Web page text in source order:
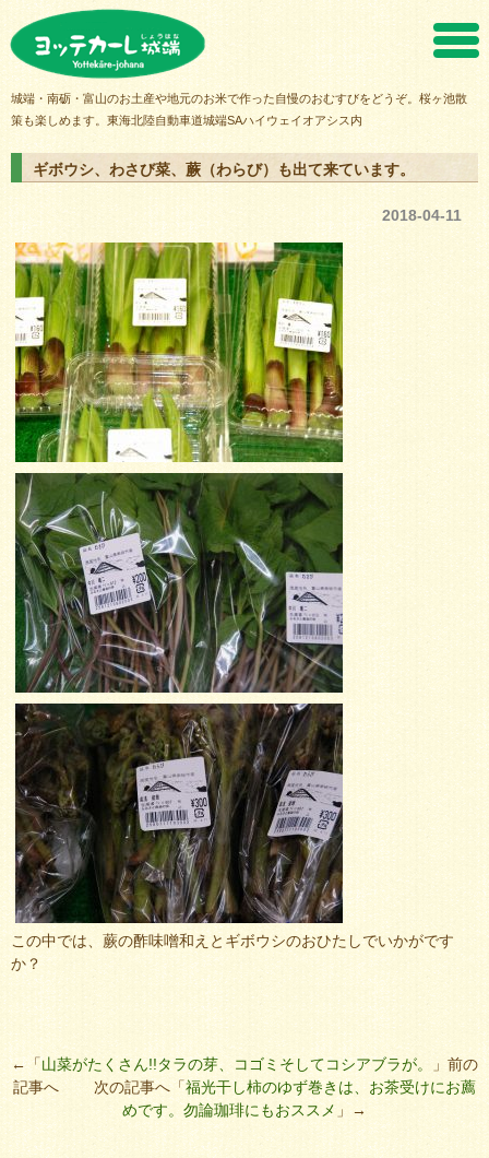
城端・南砺・富山のお土産や地元のお米で作った自慢のおむすびをどうぞ。桜ヶ池散
策も楽しめます。東海北陸自動車道城端SAハイウェイオアシス内
ギボウシ、わさび菜、蕨（わらび）も出て来ています。
2018-04-11
この中では、蕨の酢味噌和えとギボウシのおひたしでいかがです
か？
←「山菜がたくさん!!タラの芽、コゴミそしてコシアブラが。
」前の
記事へ 次の記事へ「福光干し柿のゆず巻きは、お茶受けにお薦
めです。勿論珈琲にもおススメ 」→